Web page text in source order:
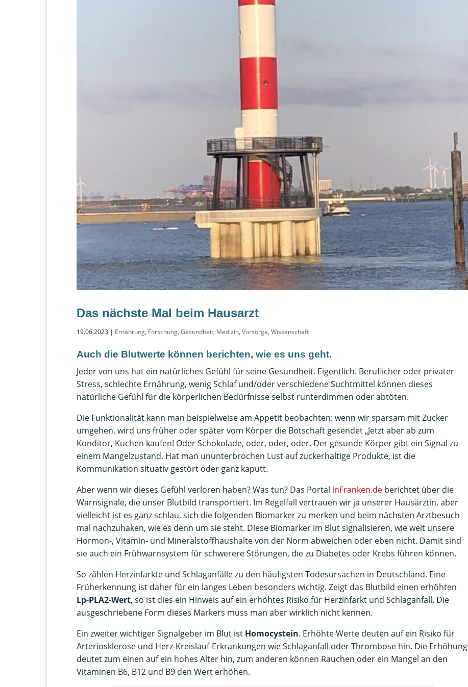
Das nächste Mal beim Hausarzt
19.06.2023 | Ernährung, Forschung, Gesundheit, Medizin, Vorsorge, Wissenschaft
Auch die Blutwerte können berichten, wie es uns geht.
Jeder von uns hat ein natürliches Gefühl für seine Gesundheit. Eigentlich. Beruflicher oder privater
Stress, schlechte Ernährung, wenig Schlaf und/oder verschiedene Suchtmittel können dieses
natürliche Gefühl für die körperlichen Bedürfnisse selbst runterdimmen oder abtöten.
Die Funktionalität kann man beispielweise am Appetit beobachten: wenn wir sparsam mit Zucker
umgehen, wird uns früher oder später vom Körper die Botschaft gesendet „Jetzt aber ab zum
Konditor, Kuchen kaufen! Oder Schokolade, oder, oder, oder. Der gesunde Körper gibt ein Signal zu
einem Mangelzustand. Hat man ununterbrochen Lust auf zuckerhaltige Produkte, ist die
Kommunikation situativ gestört oder ganz kaputt.
Aber wenn wir dieses Gefühl verloren haben? Was tun? Das Portal inFranken.de berichtet über die
Warnsignale, die unser Blutbild transportiert. Im Regelfall vertrauen wir ja unserer Hausärztin, aber
vielleicht ist es ganz schlau, sich die folgenden Biomarker zu merken und beim nächsten Arztbesuch
mal nachzuhaken, wie es denn um sie steht. Diese Biomarker im Blut signalisieren, wie weit unsere
Hormon-, Vitamin- und Mineralstoffhaushalte von der Norm abweichen oder eben nicht. Damit sind
sie auch ein Frühwarnsystem für schwerere Störungen, die zu Diabetes oder Krebs führen können.
So zählen Herzinfarkte und Schlaganfälle zu den häufigsten Todesursachen in Deutschland. Eine
Früherkennung ist daher für ein langes Leben besonders wichtig. Zeigt das Blutbild einen erhöhten
Lp-PLA2-Wert, so ist dies ein Hinweis auf ein erhöhtes Risiko für Herzinfarkt und Schlaganfall. Die
ausgeschriebene Form dieses Markers muss man aber wirklich nicht kennen.
Ein zweiter wichtiger Signalgeber im Blut ist Homocystein. Erhöhte Werte deuten auf ein Risiko für
Arteriosklerose und Herz-Kreislauf-Erkrankungen wie Schlaganfall oder Thrombose hin. Die Erhöhung
deutet zum einen auf ein hohes Alter hin, zum anderen können Rauchen oder ein Mangel an den
Vitaminen B6, B12 und B9 den Wert erhöhen.